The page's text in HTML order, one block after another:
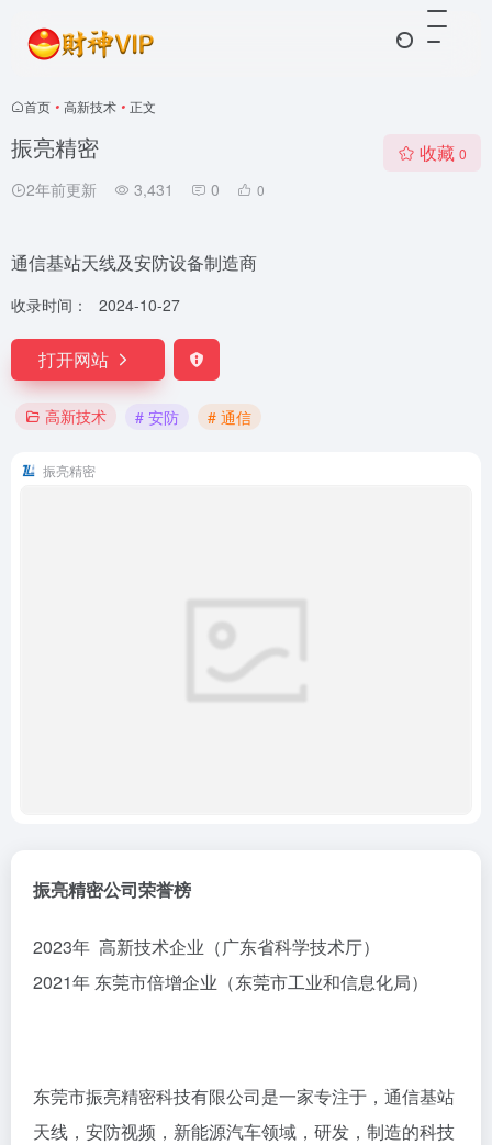
首页 • 高新技术 • 正文
振亮精密
2年前更新 3,431 0 0
收藏 0
通信基站天线及安防设备制造商
收录时间： 2024-10-27
打开网站
高新技术 # 安防 # 通信
振亮精密
振亮精密公司荣誉榜
2023年 高新技术企业（广东省科学技术厅）
2021年 东莞市倍增企业（东莞市工业和信息化局）
东莞市振亮精密科技有限公司是一家专注于，通信基站
天线，安防视频，新能源汽车领域，研发，制造的科技